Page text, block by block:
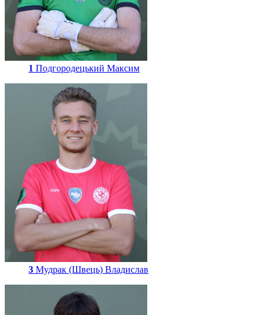
1 Подгородецький Максим
3 Мудрак (Швець) Владислав